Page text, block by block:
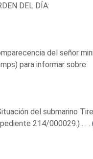
DEL DÍA:
del señor
para informar sobre:
del submarino
214/000029.) . . .